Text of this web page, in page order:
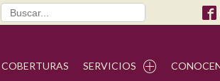
Search
for:
COBERTURAS SERVICIOS